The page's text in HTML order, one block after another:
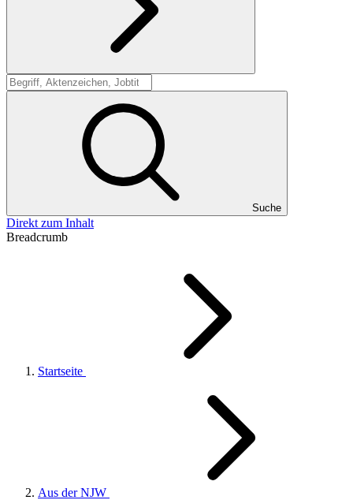
Suche
Suche
Direkt zum Inhalt
Breadcrumb
Startseite
Aus der NJW